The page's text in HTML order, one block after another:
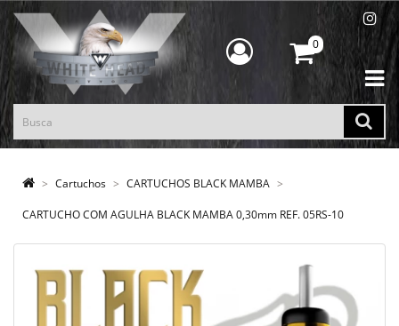
0
Cartuchos CARTUCHOS BLACK MAMBA
CARTUCHO COM AGULHA BLACK MAMBA 0,30mm REF. 05RS-10